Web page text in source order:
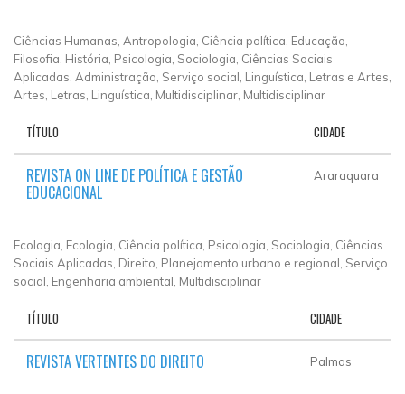
Ciências Humanas, Antropologia, Ciência política, Educação,
Filosofia, História, Psicologia, Sociologia, Ciências Sociais
Aplicadas, Administração, Serviço social, Linguística, Letras e Artes,
Artes, Letras, Linguística, Multidisciplinar, Multidisciplinar
TÍTULO CIDADE
REVISTA ON LINE DE POLÍTICA E GESTÃO
EDUCACIONAL
Araraquara
Ecologia, Ecologia, Ciência política, Psicologia, Sociologia, Ciências
Sociais Aplicadas, Direito, Planejamento urbano e regional, Serviço
social, Engenharia ambiental, Multidisciplinar
TÍTULO CIDADE
REVISTA VERTENTES DO DIREITO Palmas